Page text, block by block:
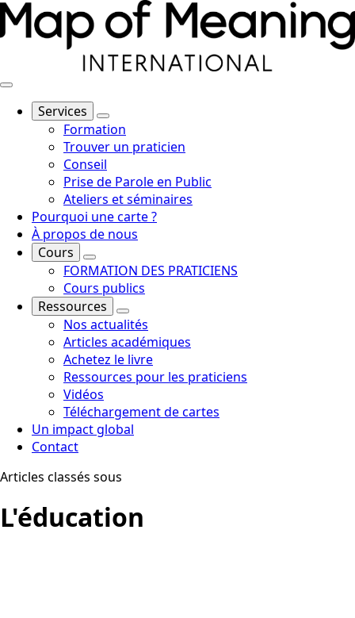
Services
Formation
Trouver un praticien
Conseil
Prise de Parole en Public
Ateliers et séminaires
Pourquoi une carte ?
À propos de nous
Cours
FORMATION DES PRATICIENS
Cours publics
Ressources
Nos actualités
Articles académiques
Achetez le livre
Ressources pour les praticiens
Vidéos
Téléchargement de cartes
Un impact global
Contact
Articles classés sous
L'éducation